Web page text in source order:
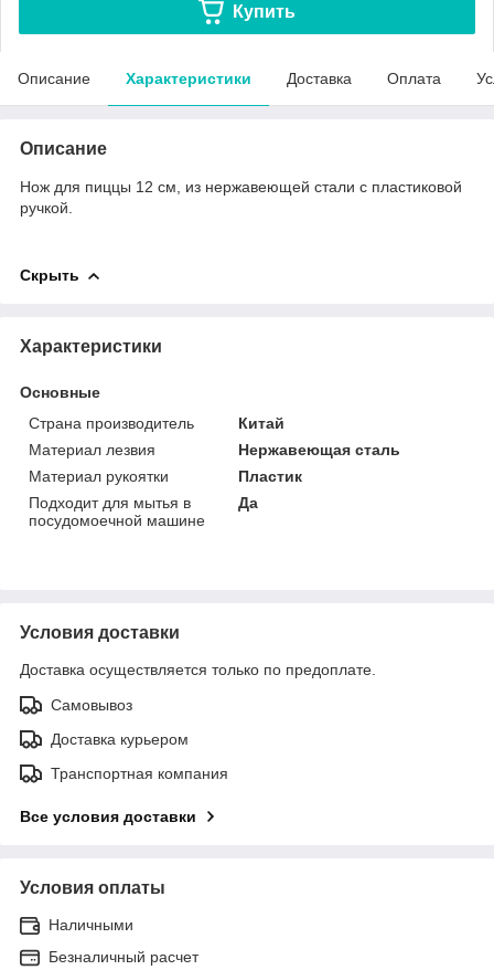
Купить
Описание Характеристики Доставка Оплата
Описание
Нож для пиццы 12 см, из нержавеющей стали с пластиковой
ручкой.
Скрыть
Характеристики
Основные
Страна производитель
Китай
Материал лезвия
Нержавеющая сталь
Материал рукоятки
Пластик
Подходит для мытья в
посудомоечной машине
Да
Условия доставки
Доставка осуществляется только по предоплате.
Самовывоз
Доставка курьером
Транспортная компания
Все условия доставки
Условия оплаты
Наличными
Безналичный расчет